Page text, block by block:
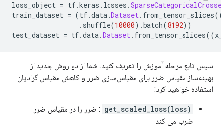
loss_object = tf.keras . losses .
train_dataset = (tf.data.Dataset. from_tensor_slices
. shuffle(10000).batch(8192))
test_dataset = tf.data.Dataset. from_tensor_slices((
سپس تابع مرحله آموزش را تعریف کنید. شما از دو روش جدید از
بهینه‌ساز مقیاس ضرر برای مقیاس‌سازی ضرر و کاهش مقیاس گرادیان
استفاده خواهید کرد:
get_scaled_loss(loss) : ضرر را در مقیاس ضرر
ضرب می کند